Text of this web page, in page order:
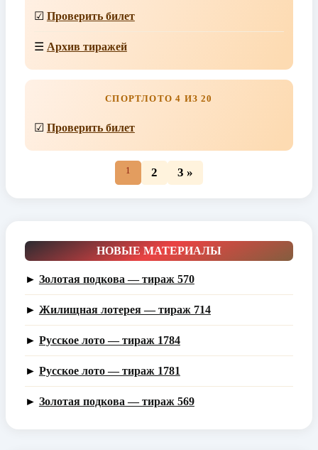
☑ Проверить билет
☰ Архив тиражей
СПОРТЛОТО 4 ИЗ 20
☑ Проверить билет
1 2 3 »
НОВЫЕ МАТЕРИАЛЫ
► Золотая подкова — тираж 570
► Жилищная лотерея — тираж 714
► Русское лото — тираж 1784
► Русское лото — тираж 1781
► Золотая подкова — тираж 569